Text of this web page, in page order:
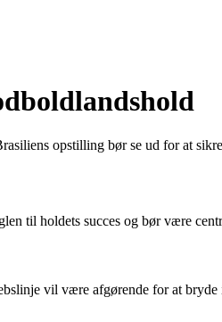
opstilling bør se ud for at
til holdets succes og bør være
vil være afgørende for at bryde